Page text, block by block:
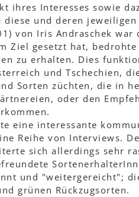
ihres Interesses sowie
und deren
von Iris Andraschek war
Ziel gesetzt hat,
zu erhalten. Dies
und Tschechien,
Sorten züchten, die in
oder den
eine interessante
Reihe von Interviews.
sich allerdings sehr
und "weitergereicht";
grünen Rückzugsorten.